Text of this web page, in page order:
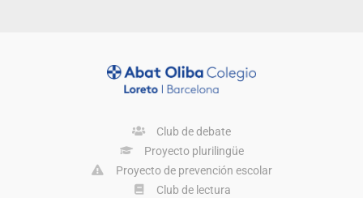
Club de debate
Proyecto plurilingüe
Proyecto de prevención escolar
Club de lectura